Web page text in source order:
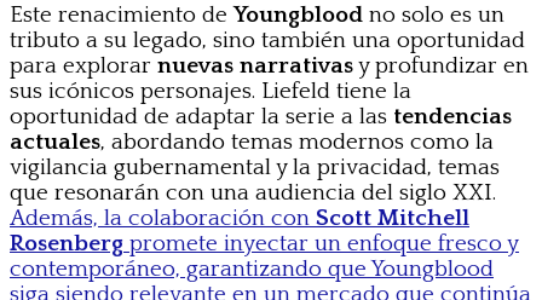
Este renacimiento deYoungblood no solo es un
tributo a su legado, sino también una oportunidad
para explorar nuevas narrativasy profundizar en
sus icónicos personajes. Liefeld tiene la
oportunidad de adaptar la serie a las tendencias
actuales, abordando temas modernos como la
vigilancia gubernamental y la privacidad, temas
que resonarán con una audiencia del siglo XXI.
Además, la colaboración con Scott Mitchell
Rosenberg promete inyectar un enfoque fresco y
contemporáneo, garantizando que Youngblood
siga siendo relevante en un mercado que continúa